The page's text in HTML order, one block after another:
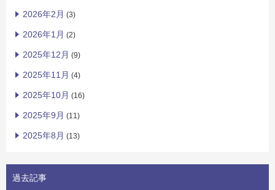
2026年2月 (3)
2026年1月 (2)
2025年12月 (9)
2025年11月 (4)
2025年10月 (16)
2025年9月 (11)
2025年8月 (13)
過去記事